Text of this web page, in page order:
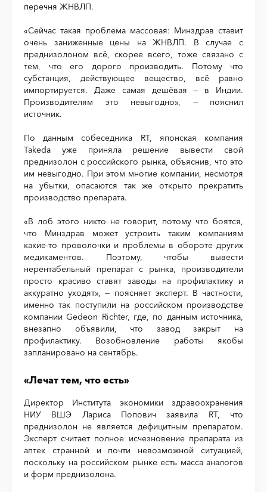
перечня ЖНВЛП.
«Сейчас такая проблема массовая: Минздрав ставит
очень заниженные цены на ЖНВЛП. В случае с
преднизолоном всё, скорее всего, тоже связано с
тем, что его дорого производить. Потому что
субстанция, действующее вещество, всё равно
импортируется. Даже самая дешёвая — в Индии.
Производителям это невыгодно», — пояснил
источник.
По данным собеседника RT, японская компания
Takeda уже приняла решение вывести свой
преднизолон с российского рынка, объяснив, что это
им невыгодно. При этом многие компании, несмотря
на убытки, опасаются так же открыто прекратить
производство препарата.
«В лоб этого никто не говорит, потому что боятся,
что Минздрав может устроить таким компаниям
какие-то проволочки и проблемы в обороте других
медикаментов. Поэтому, чтобы вывести
нерентабельный препарат с рынка, производители
просто красиво ставят заводы на профилактику и
аккуратно уходят», — поясняет эксперт. В частности,
именно так поступили на российском производстве
компании Gedeon Richter, где, по данным источника,
внезапно объявили, что завод закрыт на
профилактику. Возобновление работы якобы
запланировано на сентябрь.
«Лечат тем, что есть»
Директор Института экономики здравоохранения
НИУ ВШЭ Лариса Попович заявила RT, что
преднизолон не является дефицитным препаратом.
Эксперт считает полное исчезновение препарата из
аптек странной и почти невозможной ситуацией,
поскольку на российском рынке есть масса аналогов
и форм преднизолона.